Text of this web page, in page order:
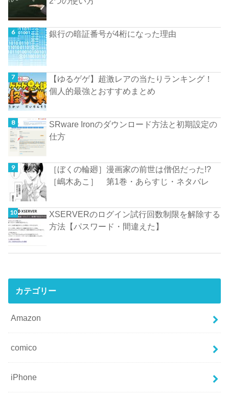
銀行の暗証番号が4桁になった理由
【ゆるゲゲ】超激レアの当たりランキング！
個人的最強とおすすめまとめ
SRware Ironのダウンロード方法と初期設定の
仕方
［ぼくの輪廻］漫画家の前世は僧侶だった!?
［嶋木あこ］ 第1巻・あらすじ・ネタバレ
XSERVERのログイン試行回数制限を解除する
方法【パスワード・間違えた】
カテゴリー
Amazon
comico
iPhone